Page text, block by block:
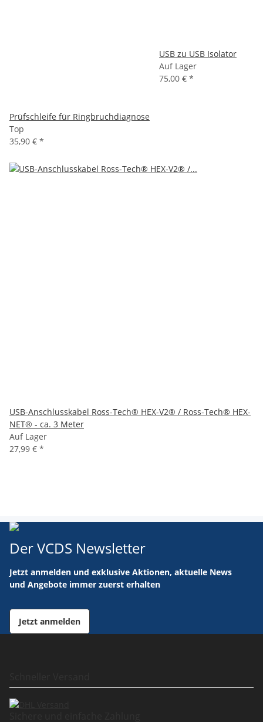
Prüfschleife für Ringbruchdiagnose
Top
35,90 € *
USB zu USB Isolator
Auf Lager
75,00 € *
USB-Anschlusskabel Ross-Tech® HEX-V2® / Ross-Tech® HEX-
NET® - ca. 3 Meter
Auf Lager
27,99 € *
Der VCDS Newsletter
Jetzt anmelden und exklusive Aktionen, aktuelle News
und Angebote immer zuerst erhalten
Jetzt anmelden